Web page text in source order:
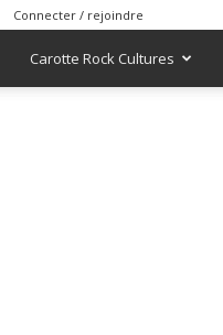
Connecter / rejoindre
Carotte Rock Cultures